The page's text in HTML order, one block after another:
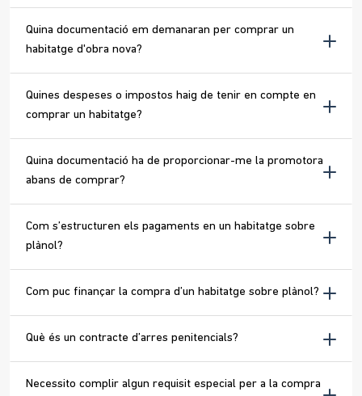
Quina documentació em demanaran per comprar un
habitatge d'obra nova?
Quines despeses o impostos haig de tenir en compte en
comprar un habitatge?
Quina documentació ha de proporcionar-me la promotora
abans de comprar?
Com s’estructuren els pagaments en un habitatge sobre
plànol?
Com puc finançar la compra d’un habitatge sobre plànol?
Què és un contracte d’arres penitencials?
Necessito complir algun requisit especial per a la compra